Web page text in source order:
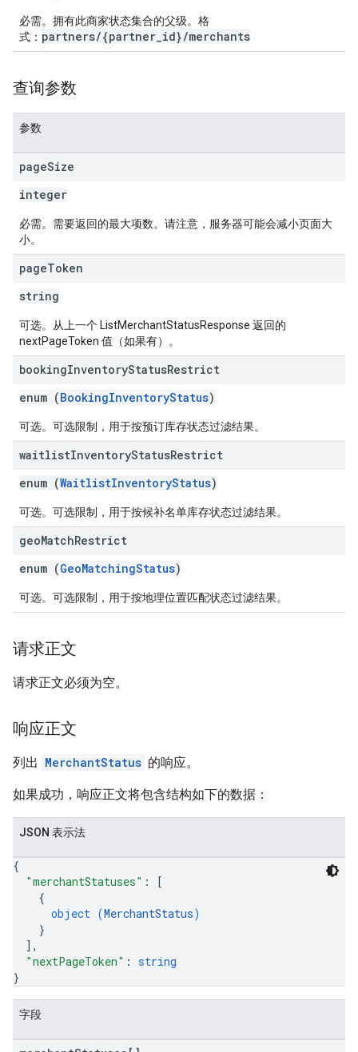
必需。拥有此商家状态集合的父级。格
式： partners/{partner_id}/merchants
查询参数
参数
pageSize
integer
必需。需要返回的最大项数。请注意，服务器可能会减小页面大
小。
pageToken
string
可选。从上一个 ListMerchantStatusResponse 返回的
nextPageToken 值（如果有）。
bookingInventoryStatusRestrict
enum (BookingInventoryStatus)
可选。可选限制，用于按预订库存状态过滤结果。
waitlistInventoryStatusRestrict
enum (WaitlistInventoryStatus)
可选。可选限制，用于按候补名单库存状态过滤结果。
geoMatchRestrict
enum (GeoMatchingStatus)
可选。可选限制，用于按地理位置匹配状态过滤结果。
请求正文
请求正文必须为空。
响应正文
列出 MerchantStatus 的响应。
如果成功，响应正文将包含结构如下的数据：
JSON 表示法
{
"merchantStatuses" :
[
{
object (MerchantStatus)
}
] ,
"nextPageToken" : string
}
字段